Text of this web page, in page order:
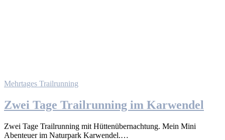
Mehrtages Trailrunning
Zwei Tage Trailrunning im Karwendel
Zwei Tage Trailrunning mit Hüttenübernachtung. Mein Mini
Abenteuer im Naturpark Karwendel.…